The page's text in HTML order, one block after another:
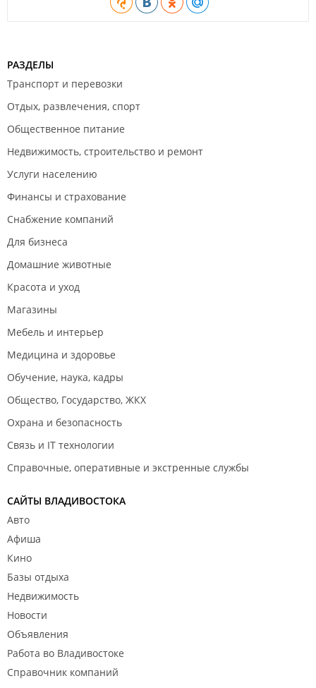
РАЗДЕЛЫ
Транспорт и перевозки
Отдых, развлечения, спорт
Общественное питание
Недвижимость, строительство и ремонт
Услуги населению
Финансы и страхование
Снабжение компаний
Для бизнеса
Домашние животные
Красота и уход
Магазины
Мебель и интерьер
Медицина и здоровье
Обучение, наука, кадры
Общество, Государство, ЖКХ
Охрана и безопасность
Связь и IT технологии
Справочные, оперативные и экстренные службы
САЙТЫ ВЛАДИВОСТОКА
Авто
Афиша
Кино
Базы отдыха
Недвижимость
Новости
Объявления
Работа во Владивостоке
Справочник компаний